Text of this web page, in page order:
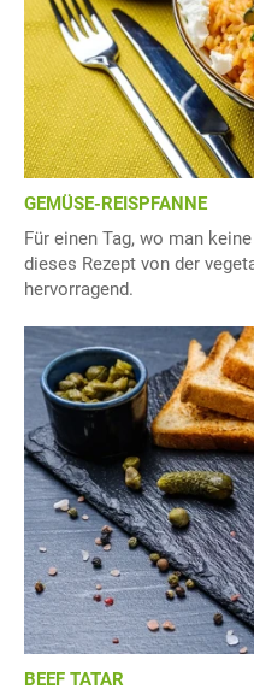
GEMÜSE-REISPFANNE
Für einen Tag, wo man
dieses Rezept von der
hervorragend.
BEEF TATAR